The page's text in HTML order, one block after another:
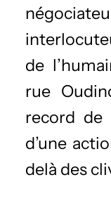
de
rue
record de
d’une
delà des